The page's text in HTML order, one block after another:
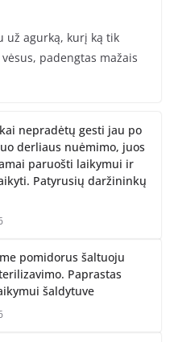
už agurką, kurį ką tik
padengtas mažais
nepradėtų gesti jau po
derliaus nuėmimo, juos
paruošti laikymui ir
Patyrusių daržininkų
pomidorus šaltuoju
Paprastas
šaldytuve